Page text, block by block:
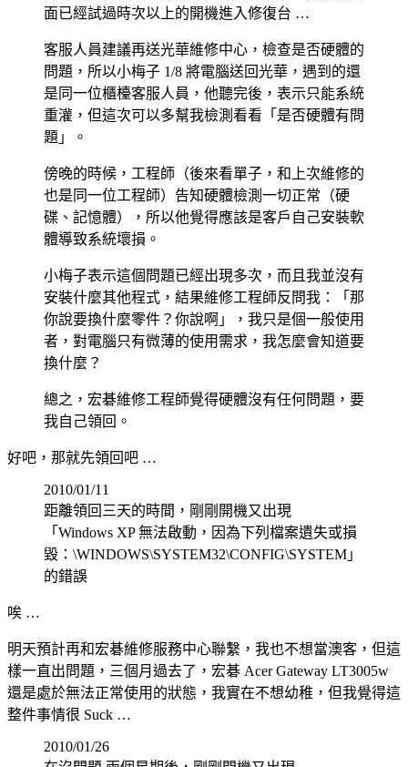
面已經試過時次以上的開機進入修復台 …
客服人員建議再送光華維修中心，檢查是否硬體的
問題，所以小梅子 1/8 將電腦送回光華，遇到的還
是同一位櫃檯客服人員，他聽完後，表示只能系統
重灌，但這次可以多幫我檢測看看「是否硬體有問
題」。
傍晚的時候，工程師（後來看單子，和上次維修的
也是同一位工程師）告知硬體檢測一切正常（硬
碟、記憶體），所以他覺得應該是客戶自己安裝軟
體導致系統壞損。
小梅子表示這個問題已經出現多次，而且我並沒有
安裝什麼其他程式，結果維修工程師反問我：「那
你說要換什麼零件？你說啊」，我只是個一般使用
者，對電腦只有微薄的使用需求，我怎麼會知道要
換什麼？
總之，宏碁維修工程師覺得硬體沒有任何問題，要
我自己領回。
好吧，那就先領回吧 …
2010/01/11
距離領回三天的時間，剛剛開機又出現
「Windows XP 無法啟動，因為下列檔案遺失或損
毀：\WINDOWS\SYSTEM32\CONFIG\SYSTEM」
的錯誤
唉 …
明天預計再和宏碁維修服務中心聯繫，我也不想當澳客，但這
樣一直出問題，三個月過去了，宏碁 Acer Gateway LT3005w
還是處於無法正常使用的狀態，我實在不想幼稚，但我覺得這
整件事情很 Suck …
2010/01/26